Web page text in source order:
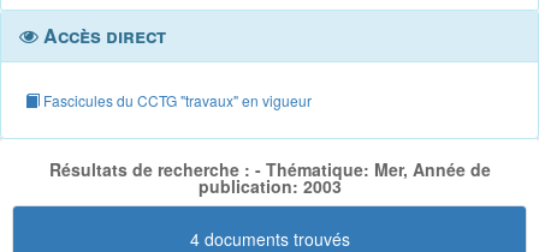
Accès direct
Fascicules du CCTG "travaux" en vigueur
Résultats de recherche : - Thématique: Mer, Année de
publication: 2003
4 documents trouvés